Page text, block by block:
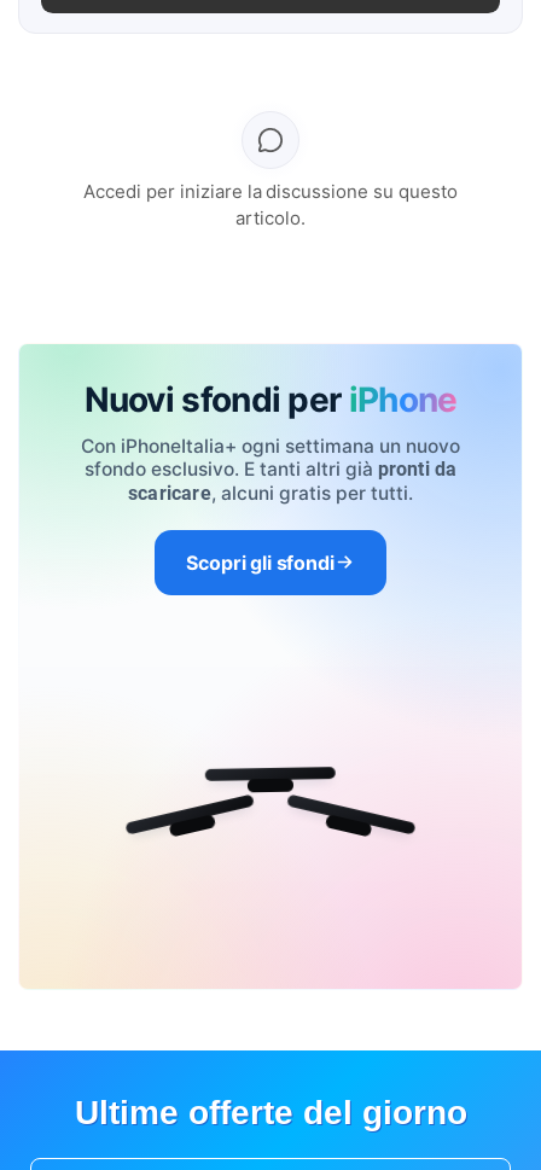
Accedi per iniziare la discussione su questo
articolo.
Nuovi sfondi per iPhone
Con iPhoneItalia+ ogni settimana un nuovo
sfondo esclusivo. E tanti altri già pronti da
scaricare, alcuni gratis per tutti.
Scopri gli sfondi
Ultime offerte del giorno